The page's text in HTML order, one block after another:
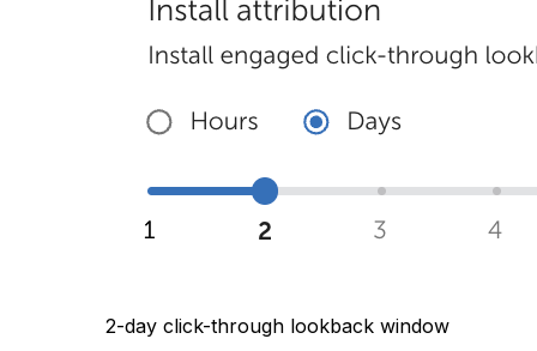
2-day click-through lookback window